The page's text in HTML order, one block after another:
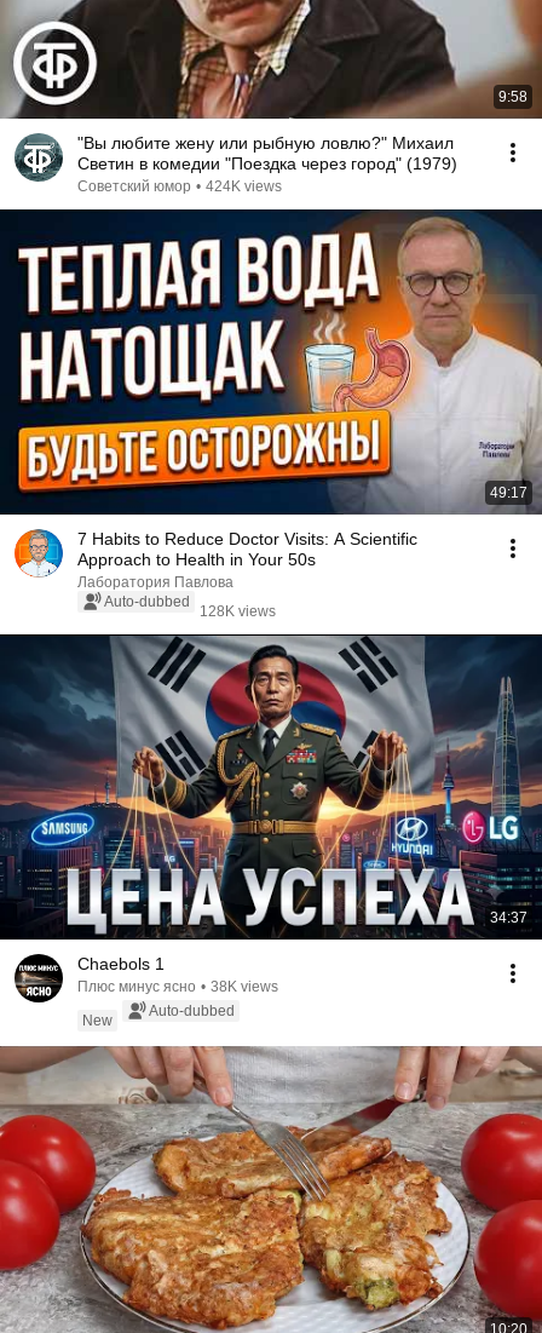
9:58
"Вы любите жену или рыбную ловлю?" Михаил
Светин в комедии "Поездка через город" (1979)
Советский юмор • 424K views
49:17
7 Habits to Reduce Doctor Visits: A Scientific
Approach to Health in Your 50s
Лаборатория Павлова
Auto-dubbed
128K views
34:37
Chaebols 1
Плюс минус ясно • 38K views
New
Auto-dubbed
10:20